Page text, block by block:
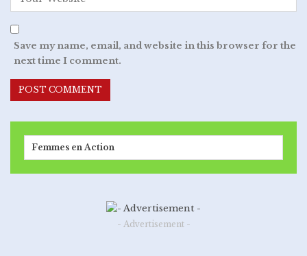
Save my name, email, and website in this browser for the
next time I comment.
Femmes en Action
- Advertisement -